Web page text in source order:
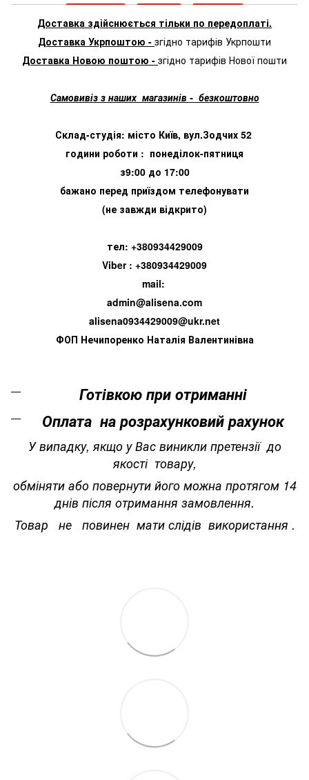
Доставка здійснюється тільки по передоплаті.
Доставка Укрпоштою - згідно тарифів Укрпошти
Доставка Новою поштою - згідно тарифів Нової пошти
Самовивіз з наших магазинів - безкоштовно
Склад-студія: місто Київ, вул.Зодчих 52
години роботи : понеділок-пятниця
з9:00 до 17:00
бажано перед приїздом телефонувати
(не завжди відкрито)
тел: +380934429009
Viber : +380934429009
mail:
admin@alisena.com
alisena0934429009@ukr.net
ФОП Нечипоренко Наталія Валентинівна
Готівкою при отриманні
Оплата на розрахунковий рахунок
У випадку, якщо у Вас виникли претензії до
якості товару,
обміняти або повернути його можна протягом 14
днів після отримання замовлення.
Товар не повинен мати слідів використання .